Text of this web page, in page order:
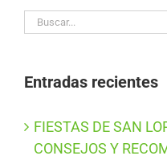
Buscar:
Entradas recientes
FIESTAS DE SAN
CONSEJOS Y